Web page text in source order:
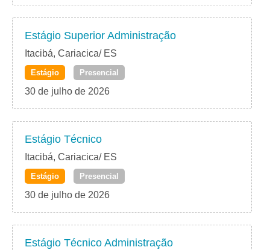
Estágio Superior Administração
Itacibá, Cariacica/ ES
Estágio Presencial
30 de julho de 2026
Estágio Técnico
Itacibá, Cariacica/ ES
Estágio Presencial
30 de julho de 2026
Estágio Técnico Administração